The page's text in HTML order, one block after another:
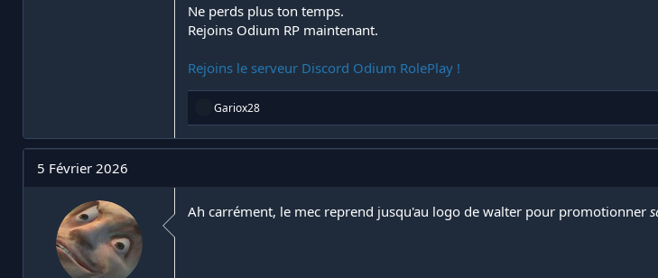
Ne perds plus ton temps.
Rejoins Odium RP maintenant.
Rejoins le serveur Discord Odium RolePlay !
R
a
c
n
s
Gariox28
5 Février 2026
Ah carrément, le mec reprend jusqu'au logo de walter pour promotionner